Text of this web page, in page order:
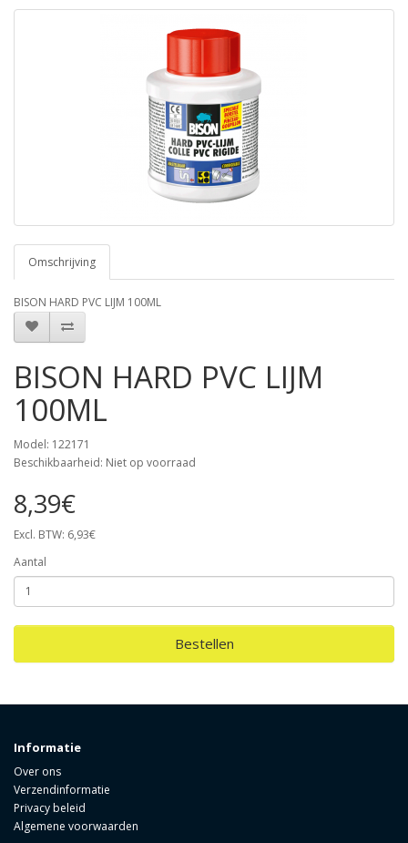
Omschrijving
BISON HARD PVC LIJM 100ML
BISON HARD PVC LIJM
100ML
Model: 122171
Beschikbaarheid: Niet op voorraad
8,39€
Excl. BTW: 6,93€
Aantal
Bestellen
Informatie
Over ons
Verzendinformatie
Privacy beleid
Algemene voorwaarden